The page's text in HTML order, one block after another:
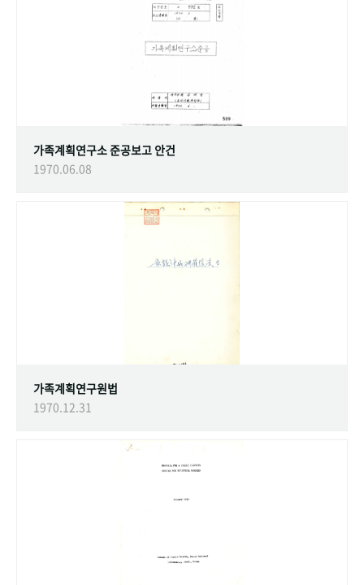
가족계획연구소 준공보고 안건
1970.06.08
가족계획연구원법
1970.12.31